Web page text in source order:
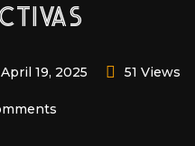
April 19, 2025 51 Views